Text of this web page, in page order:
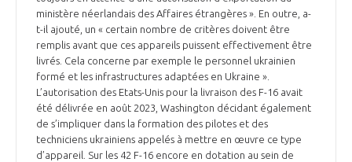
ministère néerlandais des Affaires étrangères ». En outre, a-
t-il ajouté, un « certain nombre de critères doivent être
remplis avant que ces appareils puissent effectivement être
livrés. Cela concerne par exemple le personnel ukrainien
formé et les infrastructures adaptées en Ukraine ».
L’autorisation des Etats-Unis pour la livraison des F-16 avait
été délivrée en août 2023, Washington décidant également
de s’impliquer dans la formation des pilotes et des
techniciens ukrainiens appelés à mettre en œuvre ce type
d’appareil. Sur les 42 F-16 encore en dotation au sein de